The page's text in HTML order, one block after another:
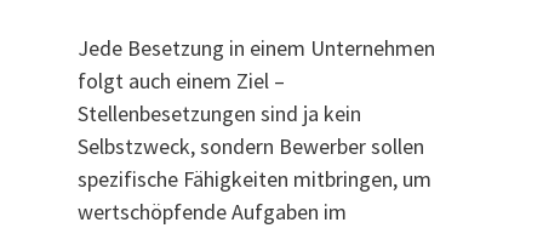
Jede Besetzung in einem Unternehmen
folgt auch einem Ziel –
Stellenbesetzungen sind ja kein
Selbstzweck, sondern Bewerber sollen
spezifische Fähigkeiten mitbringen, um
wertschöpfende Aufgaben im